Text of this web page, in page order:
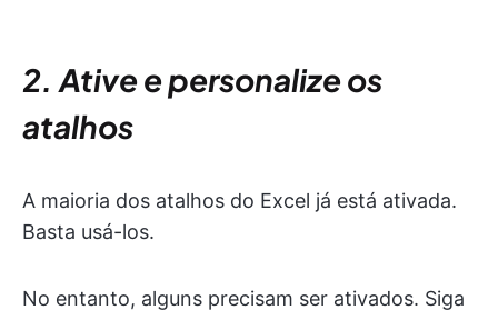
2. Ative e personalize os
atalhos
A maioria dos atalhos do Excel já está ativada.
Basta usá-los.
No entanto, alguns precisam ser ativados. Siga